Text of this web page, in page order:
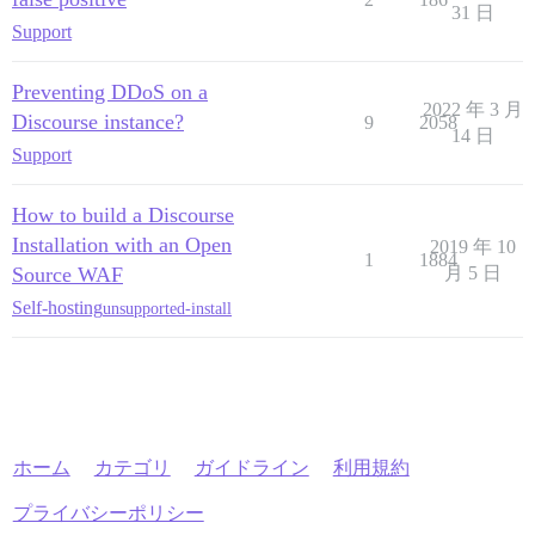
Support
31 日
Preventing DDoS on a
Discourse instance?
Support
9 2058
2022 年 3 月
14 日
How to build a Discourse
Installation with an Open
Source WAF
Self-hostingunsupported-install
1 1884
2019 年 10
月 5 日
ホーム カテゴリ ガイドライン 利用規約
プライバシーポリシー